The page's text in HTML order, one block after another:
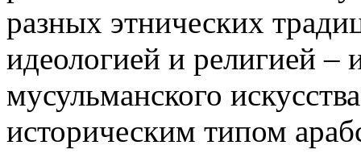
разных этнических
идеологией и религией –
мусульманского
историческим типом